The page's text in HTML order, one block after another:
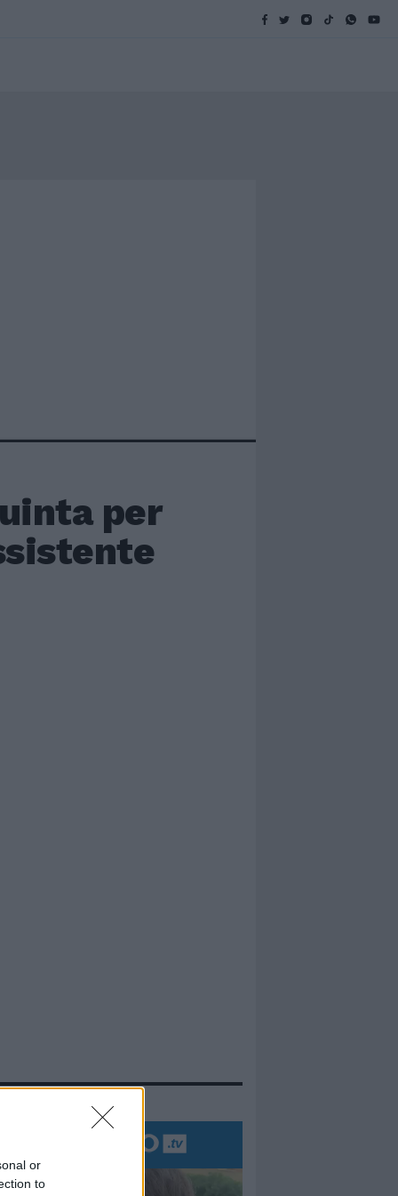
or
to
per